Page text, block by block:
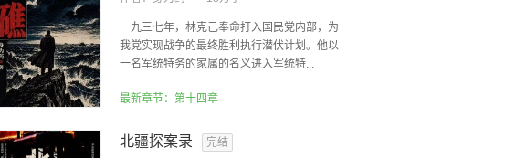
一九三七年，林克己奉命打入国民党内部，为
我党实现战争的最终胜利执行潜伏计划。他以
一名军统特务的家属的名义进入军统特...
最新章节：第十四章
北疆探案录
完结